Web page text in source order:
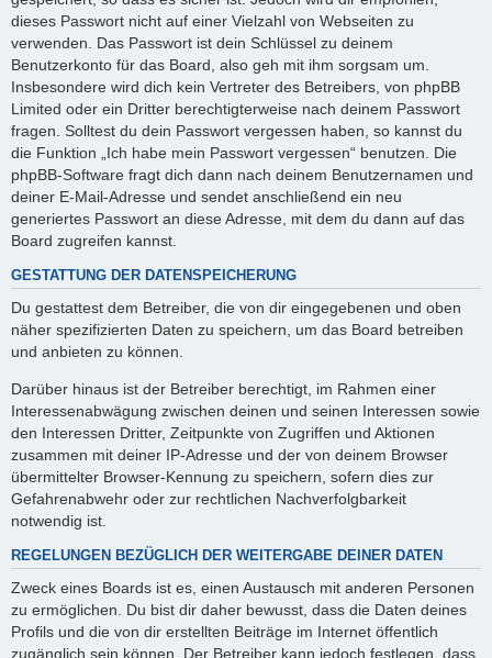
dieses Passwort nicht auf einer Vielzahl von Webseiten zu
verwenden. Das Passwort ist dein Schlüssel zu deinem
Benutzerkonto für das Board, also geh mit ihm sorgsam um.
Insbesondere wird dich kein Vertreter des Betreibers, von phpBB
Limited oder ein Dritter berechtigterweise nach deinem Passwort
fragen. Solltest du dein Passwort vergessen haben, so kannst du
die Funktion „Ich habe mein Passwort vergessen“ benutzen. Die
phpBB-Software fragt dich dann nach deinem Benutzernamen und
deiner E-Mail-Adresse und sendet anschließend ein neu
generiertes Passwort an diese Adresse, mit dem du dann auf das
Board zugreifen kannst.
GESTATTUNG DER DATENSPEICHERUNG
Du gestattest dem Betreiber, die von dir eingegebenen und oben
näher spezifizierten Daten zu speichern, um das Board betreiben
und anbieten zu können.
Darüber hinaus ist der Betreiber berechtigt, im Rahmen einer
Interessenabwägung zwischen deinen und seinen Interessen sowie
den Interessen Dritter, Zeitpunkte von Zugriffen und Aktionen
zusammen mit deiner IP-Adresse und der von deinem Browser
übermittelter Browser-Kennung zu speichern, sofern dies zur
Gefahrenabwehr oder zur rechtlichen Nachverfolgbarkeit
notwendig ist.
REGELUNGEN BEZÜGLICH DER WEITERGABE DEINER DATEN
Zweck eines Boards ist es, einen Austausch mit anderen Personen
zu ermöglichen. Du bist dir daher bewusst, dass die Daten deines
Profils und die von dir erstellten Beiträge im Internet öffentlich
zugänglich sein können. Der Betreiber kann jedoch festlegen, dass